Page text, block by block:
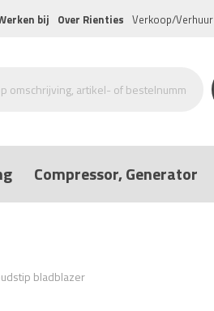
bij Over Rienties Verkoop/Verhuur
Compressor, Generator
bladblazer